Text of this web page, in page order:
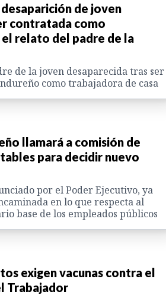
de joven
contratada como
relato del padre de la
de la joven desaparecida tras ser
como trabajadora de casa
llamará a comisión de
para decidir nuevo
por el Poder Ejecutivo, ya
en lo que respecta al
base de los empleados públicos
exigen vacunas contra el
Trabajador